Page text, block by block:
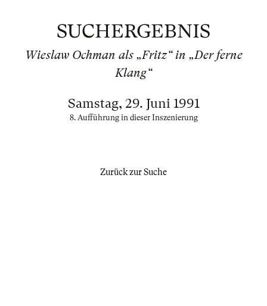
SUCHERGEBNIS
Wieslaw Ochman als „Fritz“ in „Der ferne
Klang“
Samstag, 29. Juni 1991
8. Aufführung in dieser Inszenierung
Zurück zur Suche